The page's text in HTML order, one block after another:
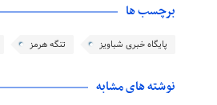
برچسب ها
پایگاه خبری شباویز تنگه هرمز
نوشته های مشابه